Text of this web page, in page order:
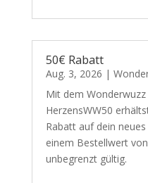
50€ Rabatt
Aug. 3, 2026 |
Mit dem
HerzensWW50
Rabatt auf dein
einem Bestellwert
unbegrenzt gültig.